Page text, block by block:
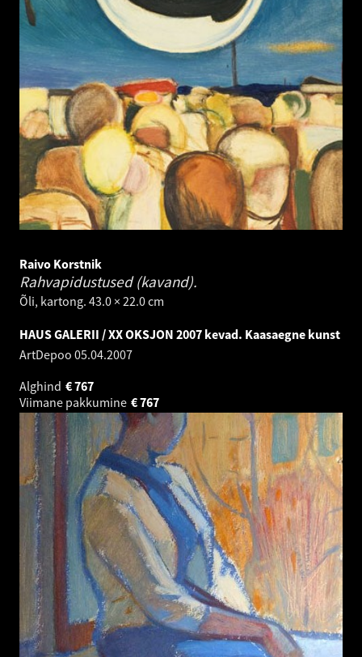
Raivo Korstnik
Rahvapidustused (kavand).
Õli, kartong. 43.0 × 22.0 cm
HAUS GALERII / XX OKSJON 2007 kevad. Kaasaegne kunst
ArtDepoo 05.04.2007
Alghind
767
€
Viimane pakkumine
767
€